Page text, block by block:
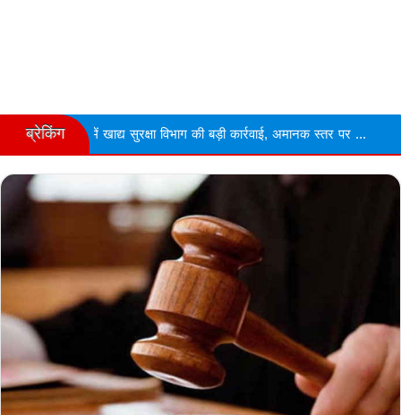
ब्रेकिंग
विभाग की बड़ी कार्रवाई, अमानक स्तर पर ... Narmdapuram